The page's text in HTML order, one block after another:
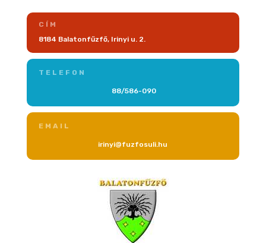
CÍM
8184 Balatonfűzfő, Irinyi u. 2.
TELEFON
88/586-090
EMAIL
irinyi@fuzfosuli.hu